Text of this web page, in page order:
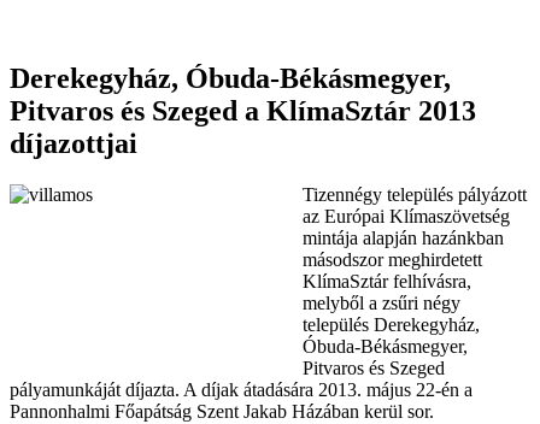
Derekegyház, Óbuda-Békásmegyer,
Pitvaros és Szeged a KlímaSztár 2013
díjazottjai
Tizennégy település pályázott
az Európai Klímaszövetség
mintája alapján hazánkban
másodszor meghirdetett
KlímaSztár felhívásra,
melyből a zsűri négy
település Derekegyház,
Óbuda-Békásmegyer,
Pitvaros és Szeged
pályamunkáját díjazta. A díjak átadására 2013. május 22-én a
Pannonhalmi Főapátság Szent Jakab Házában kerül sor.